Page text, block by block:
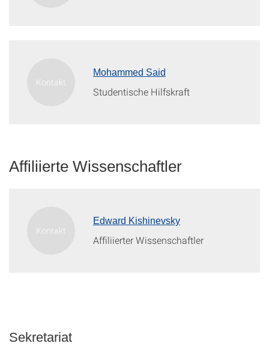
Mohammed Said
Studentische Hilfskraft
Affiliierte Wissenschaftler
Edward Kishinevsky
Affiliierter Wissenschaftler
Sekretariat